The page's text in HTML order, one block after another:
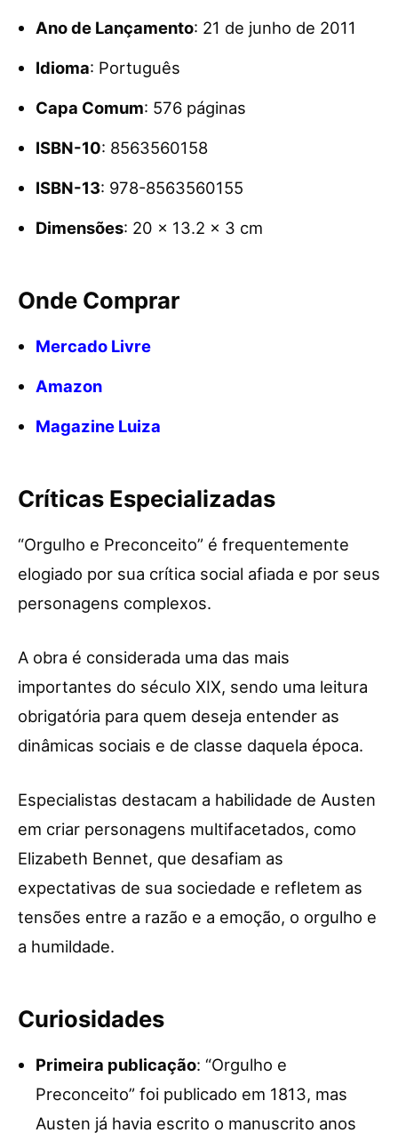
Ano de Lançamento: 21 de junho de 2011
Idioma: Português
Capa Comum: 576 páginas
ISBN-10: 8563560158
ISBN-13: 978-8563560155
Dimensões: 20 x 13.2 x 3 cm
Onde Comprar
Mercado Livre
Amazon
Magazine Luiza
Críticas Especializadas
“Orgulho e Preconceito” é frequentemente
elogiado por sua crítica social afiada e por seus
personagens complexos.
A obra é considerada uma das mais
importantes do século XIX, sendo uma leitura
obrigatória para quem deseja entender as
dinâmicas sociais e de classe daquela época.
Especialistas destacam a habilidade de Austen
em criar personagens multifacetados, como
Elizabeth Bennet, que desafiam as
expectativas de sua sociedade e refletem as
tensões entre a razão e a emoção, o orgulho e
a humildade.
Curiosidades
Primeira publicação: “Orgulho e
Preconceito” foi publicado em 1813, mas
Austen já havia escrito o manuscrito anos